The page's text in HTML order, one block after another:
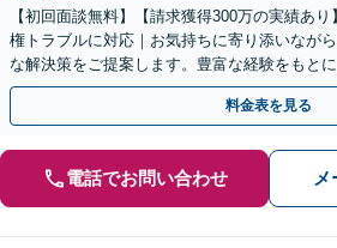
【初回面談無料】【請求獲得300万の実績あ
権トラブルに対応｜お気持ちに寄り添いなが
な解決策をご提案します。豊富な経験をもと
を全力で支えます。【電話・オンライン面談
料金表を見る
電話でお問い合わせ